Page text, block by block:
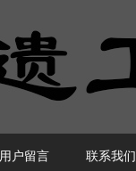
用户留言 联系我们